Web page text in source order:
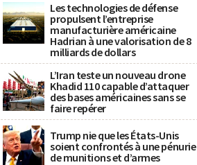
Les technologies de défense
propulsent l’entreprise
manufacturière américaine
Hadrian à une valorisation de 8
milliards de dollars
L’Iran teste un nouveau drone
Khadid 110 capable d’attaquer
des bases américaines sans se
faire repérer
Trump nie que les États-Unis
soient confrontés à une pénurie
de munitions et d’armes